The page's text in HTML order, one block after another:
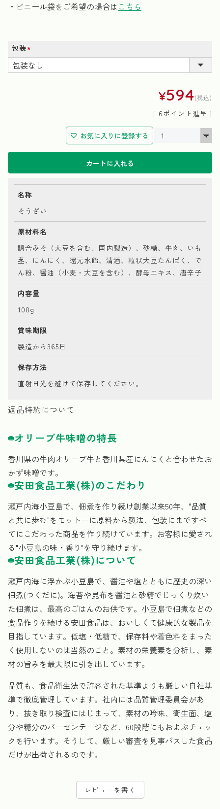
・ビニール袋をご希望の場合は こちら
包装
(必
須)
¥594 税込
[ 6ポイント進呈 ]
お気に入りに登録する
カートに入れる
名称
そうざい
原材料名
調合みそ（大豆を含む、国内製造）、砂糖、牛肉、いも
茎、にんにく、還元水飴、清酒、粒状大豆たんぱく、で
ん粉、醤油（小麦・大豆を含む）、酵母エキス、唐辛子
内容量
100g
賞味期限
製造から365日
保存方法
直射日光を避けて保存してください。
返品特約について
オリーブ牛味噌の特長
香川県の牛肉オリーブ牛と香川県産にんにくと合わせたお
かず味噌です。
安田食品工業(株)のこだわり
瀬戸内海小豆島で、佃煮を作り続け創業以来50年、"品質
と共に歩む"をモットーに原料から製法、包装にまですべ
てにこだわった商品を作り続けています。お客様に愛され
る"小豆島の味・香り"を守り続けます。
安田食品工業(株)について
瀬戸内海に浮かぶ小豆島で、醤油や塩とともに歴史の深い
佃煮(つくだに)。海苔や昆布を醤油と砂糖でじっくり炊い
た佃煮は、最高のごはんのお供です。小豆島で佃煮などの
食品作りを続ける安田食品は、おいしくて健康的な製品を
目指しています。低塩・低糖で、保存料や着色料をまった
く使用しないのは当然のこと。素材の栄養素を分析し、素
材の旨みを最大限に引き出しています。
品質も、食品衛生法で許容された基準よりも厳しい自社基
準で徹底管理しています。社内には品質管理委員会があ
り、抜き取り検査にはじまって、素材の吟味、衛生面、塩
分や糖分のパーセンテージなど、60段階にもおよぶチェッ
クを行います。そうして、厳しい審査を見事パスした食品
だけが出荷されるのです。
レビューを書く